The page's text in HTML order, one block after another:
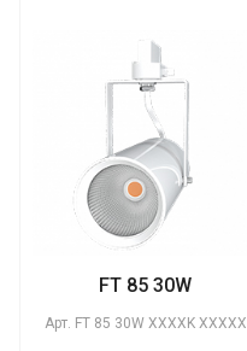
FT 85 30W
Арт. FT 85 30W XXXXK XXXXX